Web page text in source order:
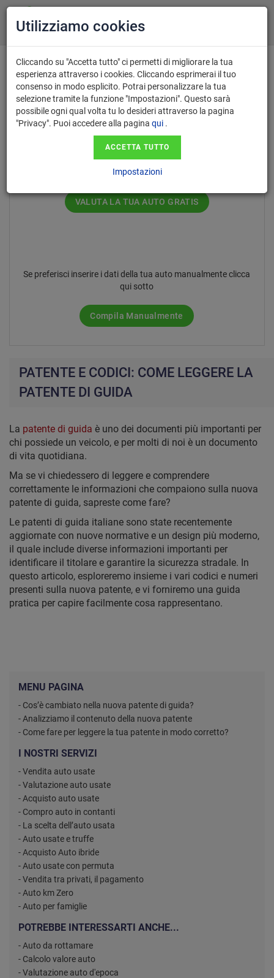
Inserisci il numero di targa nel
formato AA123AA.
VALUTA LA TUA AUTO GRATIS
Se preferisci inserire i dati della tua auto manualmente clicca
qui sotto
Compila Manualmente
PATENTE E CODICI: COME LEGGERE LA
PATENTE DI GUIDA
La patente di guida è uno dei documenti più importanti per
chi possiede un veicolo, e per molti di noi è un documento
di vita quotidiana.
Ma se vi chiedessero di leggere e comprendere
correttamente le informazioni che compaiono sulla nuova
patente di guida, sapreste come fare?
Le patenti di guida italiane sono state recentemente
aggiornate con nuove normative e un design più moderno,
il quale include diverse informazioni importanti per
identificare il titolare e garantire la sicurezza stradale. In
questo articolo, esploreremo insieme i vari codici e numeri
presenti sulla nuova patente, e vi forniremo una guida
pratica per capire facilmente cosa rappresentano.
MENU PAGINA
- Cos’è cambiato nella nuova patente di guida?
- Analizziamo il contenuto della nuova patente
- Come fare per leggere la tua patente in modo corretto?
I NOSTRI SERVIZI
- Vendita auto usate
- Valutazione auto usate
- Acquisto auto usate
- Compro auto in contanti
- La scelta dell’auto usata
- Auto usate e truffe
- Acquisto Auto ibride
- Auto usate con permuta
- Vendita tra privati, il pagamento
- Auto km Zero
- Auto per famiglie
POTREBBE INTERESSARTI ANCHE...
- Auto da rottamare
- Calcolo valore auto
- Valutazione auto d'epoca
Utilizziamo cookies
Cliccando su "Accetta tutto" ci permetti di migliorare la tua
esperienza attraverso i cookies. Cliccando esprimerai il tuo
consenso in modo esplicito. Potrai personalizzare la tua
selezione tramite la funzione "Impostazioni". Questo sarà
possibile ogni qual volta tu lo desideri attraverso la pagina
"Privacy". Puoi accedere alla pagina qui .
ACCETTA TUTTO
Impostazioni